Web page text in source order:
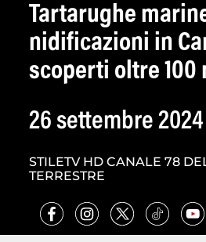
Tartarughe
nidificazioni in
scoperti oltre 100
26 settembre 2024
STILETV HD CANALE 78
TERRESTRE